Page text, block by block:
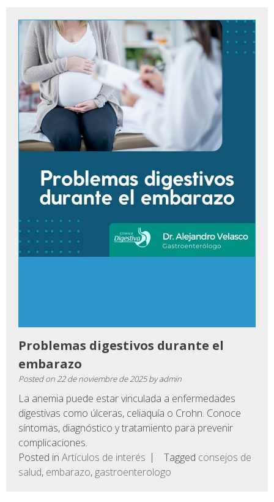
Problemas digestivos durante el
embarazo
Posted on 22 de noviembre de 2025byadmin
La anemia puede estar vinculada a enfermedades
digestivas como úlceras, celiaquía o Crohn. Conoce
síntomas, diagnóstico y tratamiento para prevenir
complicaciones.
Posted in Artículos de interés Tagged consejos de
salud, embarazo, gastroenterologo